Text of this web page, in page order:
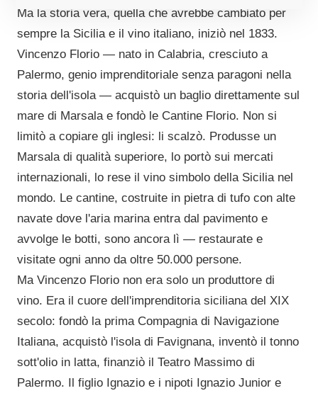
Ma la storia vera, quella che avrebbe cambiato per
sempre la Sicilia e il vino italiano, iniziò nel 1833.
Vincenzo Florio — nato in Calabria, cresciuto a
Palermo, genio imprenditoriale senza paragoni nella
storia dell'isola — acquistò un baglio direttamente sul
mare di Marsala e fondò le Cantine Florio. Non si
limitò a copiare gli inglesi: li scalzò. Produsse un
Marsala di qualità superiore, lo portò sui mercati
internazionali, lo rese il vino simbolo della Sicilia nel
mondo. Le cantine, costruite in pietra di tufo con alte
navate dove l'aria marina entra dal pavimento e
avvolge le botti, sono ancora lì — restaurate e
visitate ogni anno da oltre 50.000 persone.
Ma Vincenzo Florio non era solo un produttore di
vino. Era il cuore dell'imprenditoria siciliana del XIX
secolo: fondò la prima Compagnia di Navigazione
Italiana, acquistò l'isola di Favignana, inventò il tonno
sott'olio in latta, finanziò il Teatro Massimo di
Palermo. Il figlio Ignazio e i nipoti Ignazio Junior e